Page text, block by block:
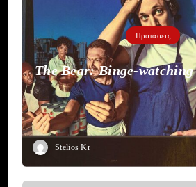
Προτάσεις
The Bear: Binge-watching
Stelios Kr